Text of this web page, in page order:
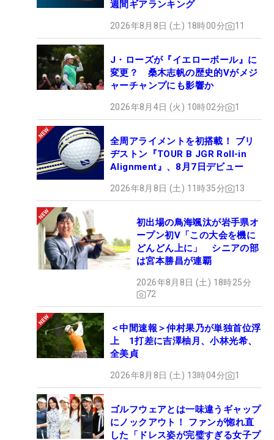
週間ギアランキング
2026年8月8日 (土) 18時00分 11
J・ローズが『イエローボール』に
変更？ 桑木志帆の歴史的Vがメジ
ャーチャンプにも影響か
2026年8月4日 (火) 10時02分 1
全周アライメントを初搭載！ ブリ
ヂストン『TOUR B JGR Roll-in
Alignment』、8月7日デビュー
2026年8月8日 (土) 11時35分 13
初出場の鳥海颯汰が岩手県オ
ープン初V「この大会を機に
どんどん上に」 シニアの部
は宮本勝昌が連覇
2026年8月8日 (土) 18時25分
72
＜中間速報＞仲村果乃が単独首位浮
上 1打差に吉澤柚月、小林光希、
全美貞
2026年8月8日 (土) 13時04分 1
ゴルフウェアとは一味違うギャップ
にノックアウト！ ファンが惚れ直
した「ドレス姿が完璧すぎる女子プ